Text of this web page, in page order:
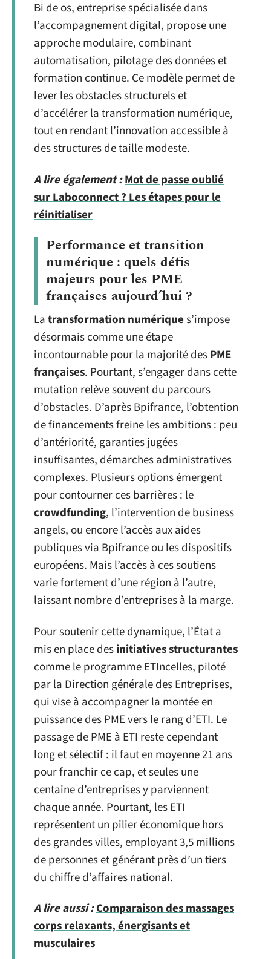
Bi de os, entreprise spécialisée dans
l’accompagnement digital, propose une
approche modulaire, combinant
automatisation, pilotage des données et
formation continue. Ce modèle permet de
lever les obstacles structurels et
d’accélérer la transformation numérique,
tout en rendant l’innovation accessible à
des structures de taille modeste.
A lire également :Mot de passe oublié
sur Laboconnect ? Les étapes pour le
réinitialiser
Performance et transition
numérique : quels défis
majeurs pour les PME
françaises aujourd’hui ?
Latransformation numériques’impose
désormais comme une étape
incontournable pour la majorité desPME
françaises. Pourtant, s’engager dans cette
mutation relève souvent du parcours
d’obstacles. D’après Bpifrance, l’obtention
de financements freine les ambitions : peu
d’antériorité, garanties jugées
insuffisantes, démarches administratives
complexes. Plusieurs options émergent
pour contourner ces barrières : le
crowdfunding, l’intervention de business
angels, ou encore l’accès aux aides
publiques via Bpifrance ou les dispositifs
européens. Mais l’accès à ces soutiens
varie fortement d’une région à l’autre,
laissant nombre d’entreprises à la marge.
Pour soutenir cette dynamique, l’État a
mis en place desinitiatives structurantes
comme le programme ETIncelles, piloté
par la Direction générale des Entreprises,
qui vise à accompagner la montée en
puissance des PME vers le rang d’ETI. Le
passage de PME à ETI reste cependant
long et sélectif : il faut en moyenne 21 ans
pour franchir ce cap, et seules une
centaine d’entreprises y parviennent
chaque année. Pourtant, les ETI
représentent un pilier économique hors
des grandes villes, employant 3,5 millions
de personnes et générant près d’un tiers
du chiffre d’affaires national.
A lire aussi :Comparaison des massages
corps relaxants, énergisants et
musculaires